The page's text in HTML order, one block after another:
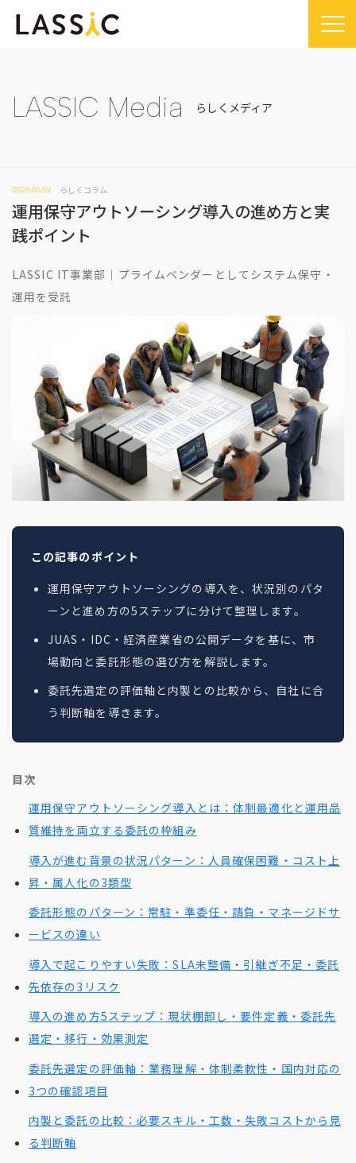
Company
会社概要
代表メッセージ
拠点一覧
Remogu（リモグ）・リラシク
Remoguフリーランス
Sustainability TOP
SDGsに対する取り組み
News TOP
プレスリリース
開示情報
ディスクロージャーポリシー
免責事項
LASSIC Media
リモートワークコラム
お客さまの声
社員の声
お問い合わせフォーム
LASSIC Media らしくメディア
2026.06.02 らしくコラム
運用保守アウトソーシング導入の進め方と実
践ポイント
LASSIC IT事業部｜プライムベンダーとしてシステム保守・
運用を受託
この記事のポイント
運用保守アウトソーシングの導入を、状況別のパタ
ーンと進め方の5ステップに分けて整理します。
JUAS・IDC・経済産業省の公開データを基に、市
場動向と委託形態の選び方を解説します。
委託先選定の評価軸と内製との比較から、自社に合
う判断軸を導きます。
目次
運用保守アウトソーシング導入とは：体制最適化と運用品
質維持を両立する委託の枠組み
導入が進む背景の状況パターン：人員確保困難・コスト上
昇・属人化の3類型
委託形態のパターン：常駐・準委任・請負・マネージドサ
ービスの違い
導入で起こりやすい失敗：SLA未整備・引継ぎ不足・委託
先依存の3リスク
導入の進め方5ステップ：現状棚卸し・要件定義・委託先
選定・移行・効果測定
委託先選定の評価軸：業務理解・体制柔軟性・国内対応の
3つの確認項目
内製と委託の比較：必要スキル・工数・失敗コストから見
る判断軸